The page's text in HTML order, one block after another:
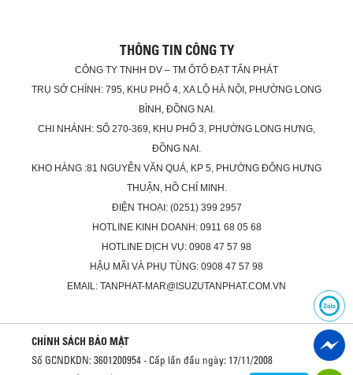
THÔNG TIN CÔNG TY
CÔNG TY TNHH DV – TM ÔTÔ ĐẠT TẤN PHÁT
TRỤ SỞ CHÍNH: 795, KHU PHỐ 4, XA LỘ HÀ NỘI, PHƯỜNG LONG
BÌNH, ĐỒNG NAI.
CHI NHÁNH: SỐ 270-369, KHU PHỐ 3, PHƯỜNG LONG HƯNG,
ĐỒNG NAI.
KHO HÀNG :81 NGUYỄN VĂN QUÁ, KP 5, PHƯỜNG ĐÔNG HƯNG
THUẬN, HỒ CHÍ MINH.
ĐIỆN THOẠI: (0251) 399 2957
HOTLINE KINH DOANH: 0911 68 05 68
HOTLINE DỊCH VỤ: 0908 47 57 98
HẬU MÃI VÀ PHỤ TÙNG: 0908 47 57 98
EMAIL: TANPHAT-MAR@ISUZUTANPHAT.COM.VN
CHÍNH SÁCH BẢO MẬT
Số GCNDKDN: 3601200954 - Cấp lần đầu ngày: 17/11/2008